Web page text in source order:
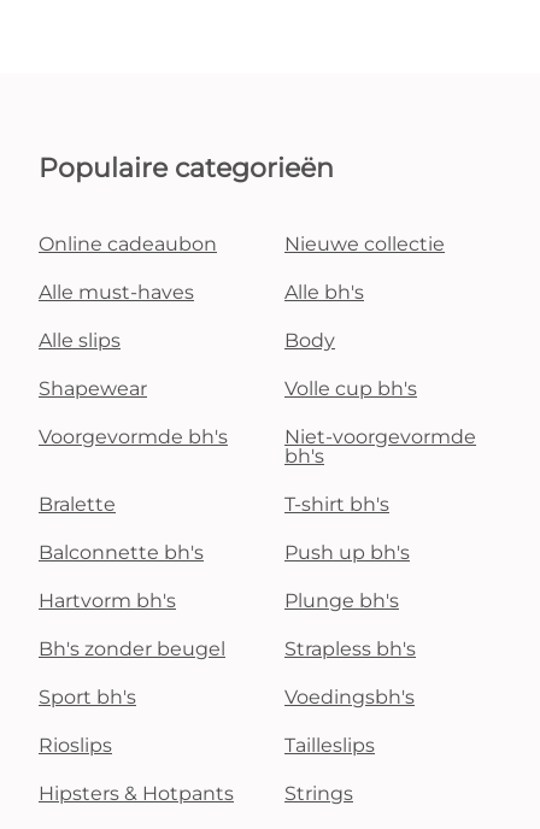
Populaire categorieën
Online cadeaubon Nieuwe collectie
Alle must-haves Alle bh's
Alle slips Body
Shapewear Volle cup bh's
Voorgevormde bh's
Niet-voorgevormde
bh's
Bralette T-shirt bh's
Balconnette bh's Push up bh's
Hartvorm bh's Plunge bh's
Bh's zonder beugel Strapless bh's
Sport bh's Voedingsbh's
Rioslips Tailleslips
Hipsters & Hotpants Strings